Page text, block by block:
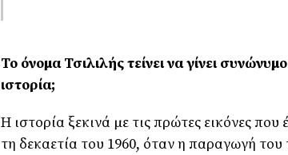
Το όνοµα Τσιλιλής τείνει να γίνει
ιστορία;
Η ιστορία ξεκινά µε τις πρώτες εικόνες
τη δεκαετία του 1960, όταν η παραγωγή